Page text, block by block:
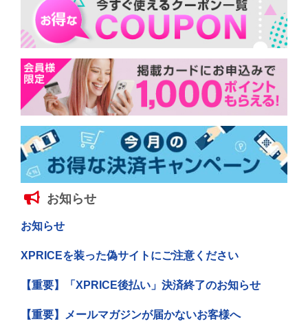
お知らせ
お知らせ
XPRICEを装った偽サイトにご注意ください
【重要】「XPRICE後払い」決済終了のお知らせ
【重要】メールマガジンが届かないお客様へ